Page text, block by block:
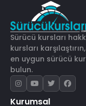
Sürücü kursları
kursları
en uygun sürücü
bulun.
Kurumsal